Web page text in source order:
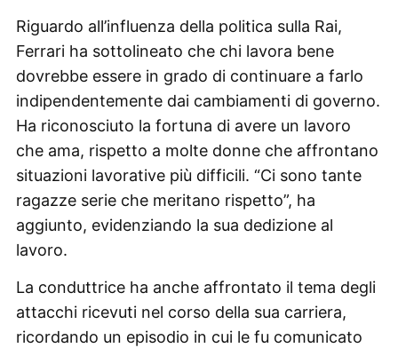
Riguardo all’influenza della politica sulla Rai,
Ferrari ha sottolineato che chi lavora bene
dovrebbe essere in grado di continuare a farlo
indipendentemente dai cambiamenti di governo.
Ha riconosciuto la fortuna di avere un lavoro
che ama, rispetto a molte donne che affrontano
situazioni lavorative più difficili. “Ci sono tante
ragazze serie che meritano rispetto”, ha
aggiunto, evidenziando la sua dedizione al
lavoro.
La conduttrice ha anche affrontato il tema degli
attacchi ricevuti nel corso della sua carriera,
ricordando un episodio in cui le fu comunicato